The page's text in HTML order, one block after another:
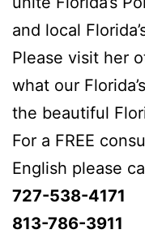
and local
Please visit her
what our
the beautiful
For a FREE
English please
727-538-4171
813-786-3911